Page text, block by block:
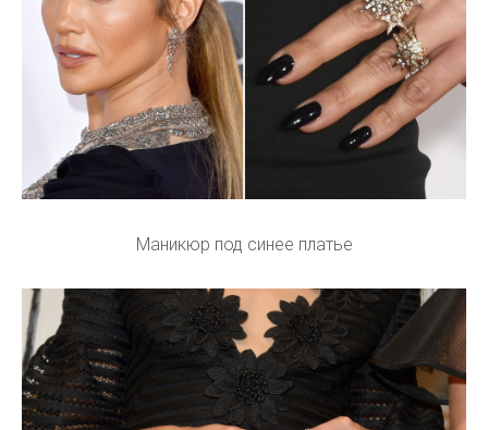
Маникюр под синее платье